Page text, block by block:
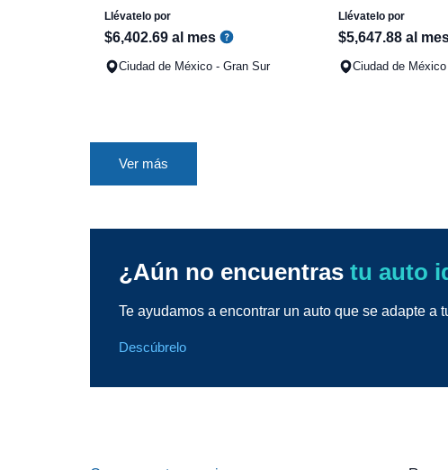
Llévatelo por
$6,402.69 al mes
Ciudad de México - Gran Sur
Llévatelo por
$5,647.88 al
Ciudad de
Ver más
¿Aún no encuentras tu auto
Te ayudamos a encontrar un auto que se adapte a
Descúbrelo